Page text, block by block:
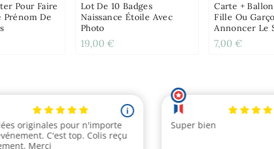
Pour Faire
Prénom De
Lot De 10 Badges
Naissance Étoile Avec
Photo
19,00 €
Carte +
Fille Ou
Annoncer Le
Bébé
7,00 €